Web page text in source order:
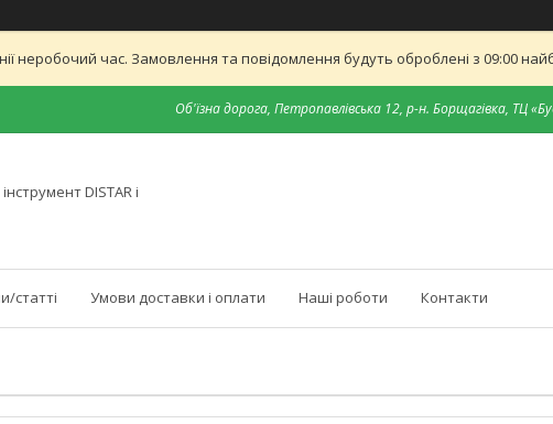
неробочий час. Замовлення та повідомлення будуть оброблені з 09:00
Об'їзна дорога, Петропавлівська 12, р-н. Борщагівка, ТЦ
DISTAR і
статті Умови доставки і оплати Наші роботи Контакти